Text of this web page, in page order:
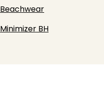
Beachwear
Minimizer BH